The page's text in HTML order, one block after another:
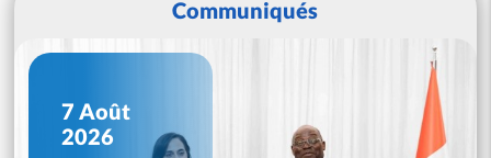
Communiqués
7 Août
2026